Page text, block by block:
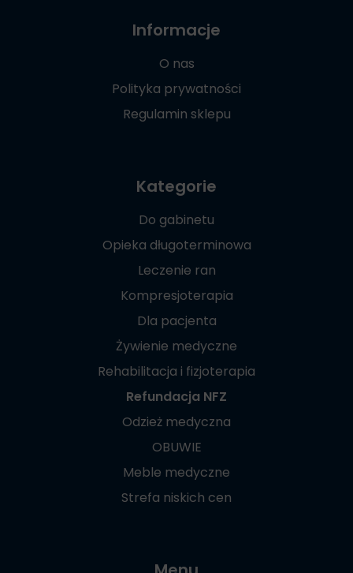
Informacje
O nas
Polityka prywatności
Regulamin sklepu
Kategorie
Do gabinetu
Opieka długoterminowa
Leczenie ran
Kompresjoterapia
Dla pacjenta
Żywienie medyczne
Rehabilitacja i fizjoterapia
Refundacja NFZ
Odzież medyczna
OBUWIE
Meble medyczne
Strefa niskich cen